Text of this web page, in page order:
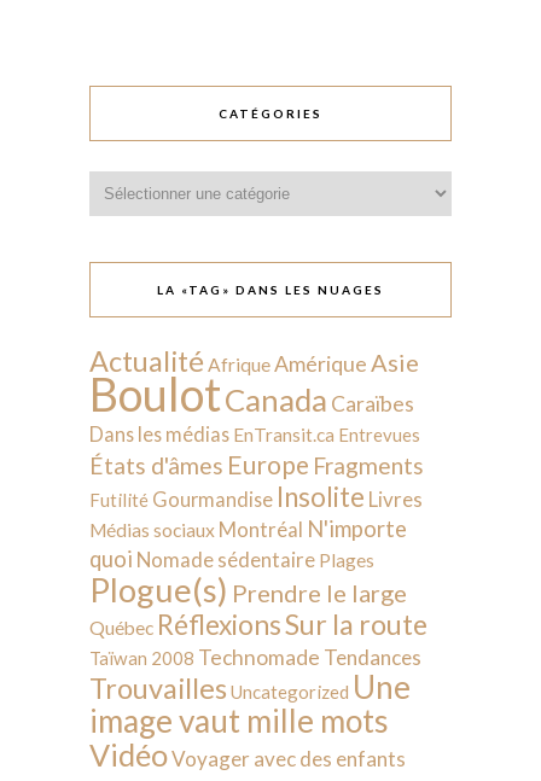
CATÉGORIES
LA «TAG» DANS LES NUAGES
Actualité AfriqueAmérique Asie
BoulotCanada Caraïbes
Dans les médias EnTransit.ca Entrevues
États d'âmes Europe Fragments
Futilité Gourmandise Insolite Livres
Médias sociaux Montréal N'importe
quoi Nomade sédentaire Plages
Plogue(s) Prendre le large
Québec RéflexionsSur la route
Taïwan 2008 Technomade Tendances
Trouvailles Uncategorized Une
image vaut mille mots
VidéoVoyager avec des enfants